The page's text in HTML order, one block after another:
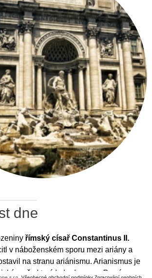
dne
římský císař Constantinus II.
v náboženském sporu mezi ariány a
na stranu ariánismu. Arianismus je
směr, který byl odsouzen Prvním